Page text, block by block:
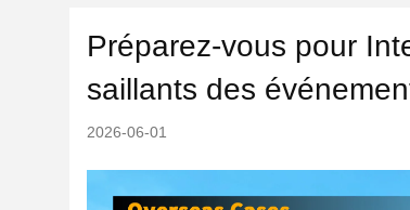
Préparez-vous pour
saillants des
2026-06-01